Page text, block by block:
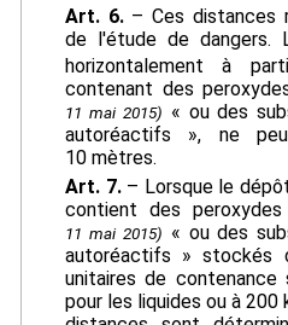
Art. 6.– Ces distances
de l'étude de dangers.
horizontalement à
contenant des
11 mai 2015) « ou des
autoréactifs », ne
10 mètres.
Art. 7.– Lorsque le
contient des peroxydes
11 mai 2015) « ou des
autoréactifs » stockés
unitaires de contenance
pour les liquides ou à 200